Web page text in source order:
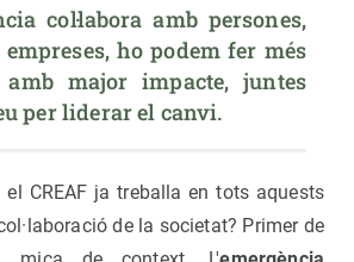
col·labora amb persones,
ho podem fer més
major impacte, juntes
per liderar el canvi.
el CREAF ja treballa en tots aquests
de la societat? Primer de